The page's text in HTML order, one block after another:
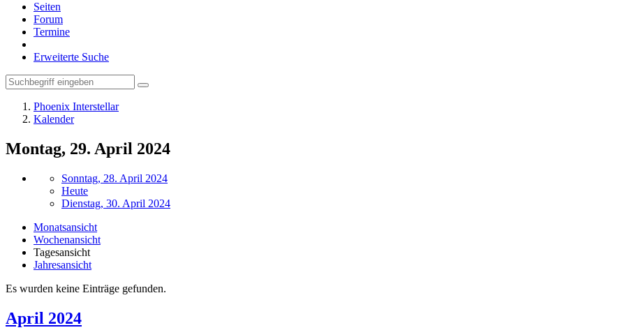
Seiten
Forum
Termine
Erweiterte Suche
Phoenix Interstellar
Kalender
Montag, 29. April 2024
Sonntag, 28. April 2024
Heute
Dienstag, 30. April 2024
Monatsansicht
Wochenansicht
Tagesansicht
Jahresansicht
Es wurden keine Einträge gefunden.
April 2024